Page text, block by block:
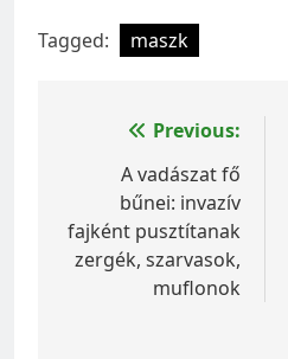
Tagged: maszk
Bejegyzés
navigáció
Previous:
A vadászat fő
bűnei: invazív
fajként pusztítanak
zergék, szarvasok,
muflonok